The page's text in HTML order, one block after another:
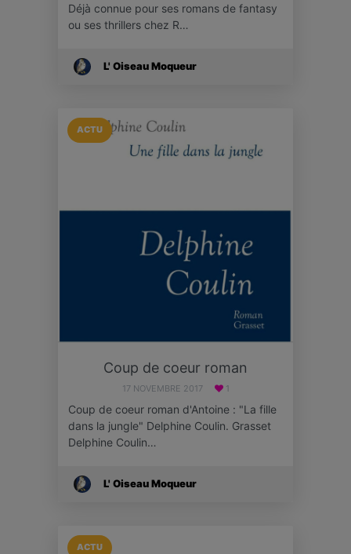
Déjà connue pour ses romans de fantasy
ou ses thrillers chez R…
L' Oiseau Moqueur
ACTU
Coup de coeur roman
17 NOVEMBRE 2017 1
Coup de coeur roman d'Antoine : "La fille
dans la jungle" Delphine Coulin. Grasset
Delphine Coulin…
L' Oiseau Moqueur
ACTU